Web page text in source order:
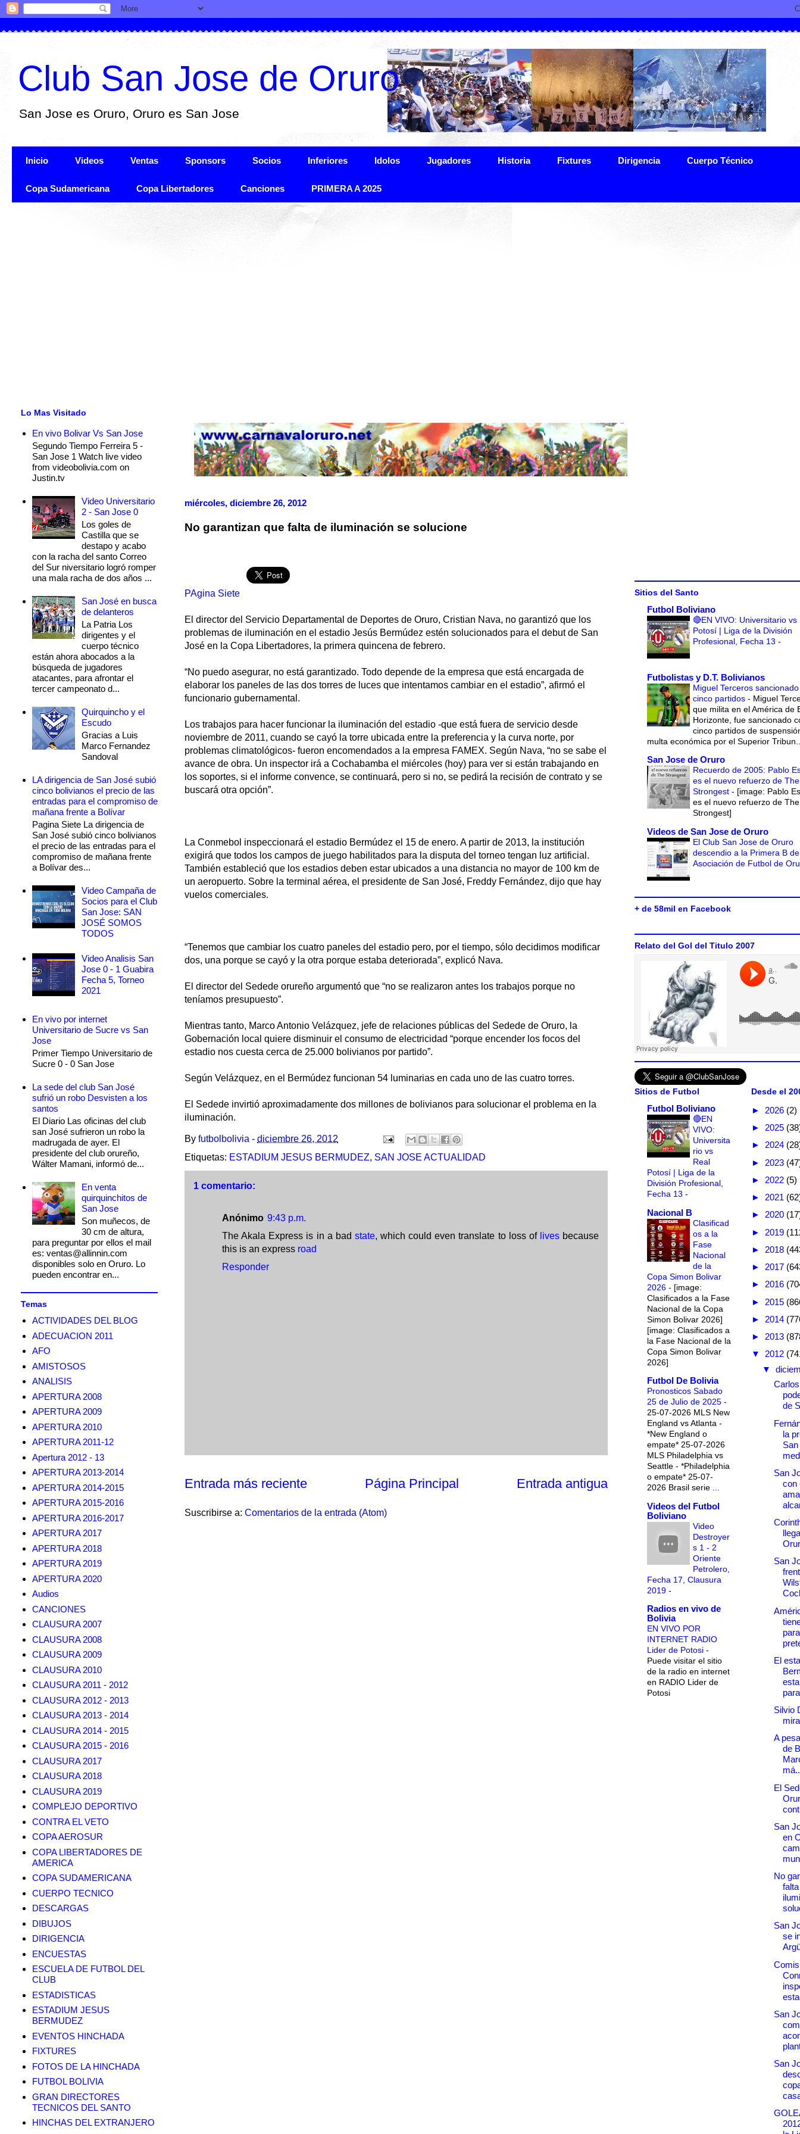
Club San Jose de Oruro
San Jose es Oruro, Oruro es San Jose
Inicio Videos Ventas Sponsors Socios Inferiores Idolos Jugadores Historia Fixtures Dirigencia Cuerpo Técnico
Copa Sudamericana Copa Libertadores Canciones PRIMERA A 2025
miércoles, diciembre 26, 2012
No garantizan que falta de iluminación se solucione
PAgina Siete
El director del Servicio Departamental de Deportes de Oruro, Cristian Nava, no garantizó que los
problemas de iluminación en el estadio Jesús Bermúdez estén solucionados para el debut de San
José en la Copa Libertadores, la primera quincena de febrero.
“No puedo asegurar, no está garantizado. Todo depende de la empresa que está encargada de
elaborar los paneles de las dos torres de luces que intentamos cambiar en el estadio”, afirmó el
funcionario gubernamental.
Los trabajos para hacer funcionar la iluminación del estadio -que está fuera de servicio desde
noviembre de 2011, cuando se cayó la torre ubicada entre la preferencia y la curva norte, por
problemas climatológicos- fueron encomendados a la empresa FAMEX. Según Nava, “no se sabe el
avance de obra. Un inspector irá a Cochabamba el miércoles (hoy) para ver si están trabajando en
los soportes, si el informe convence, se continuará, pero si no, se pedirá la recisión de contrato y se
buscará otra opción”.
La Conmebol inspeccionará el estadio Bermúdez el 15 de enero. A partir de 2013, la institución
exigirá que todos los campos de juego habilitados para la disputa del torneo tengan luz artificial.
También estableció que los estadios deben estar ubicados a una distancia no mayor de 100 km de
un aeropuerto. Sobre la terminal aérea, el presidente de San José, Freddy Fernández, dijo que hay
vuelos comerciales.
“Tenemos que cambiar los cuatro paneles del estadio pero, por el tiempo, sólo decidimos modificar
dos, una porque se cayó y la otra porque estaba deteriorada”, explicó Nava.
El director del Sedede orureño argumentó que “no se realizaron antes los trabajos porque no
teníamos presupuesto”.
Mientras tanto, Marco Antonio Velázquez, jefe de relaciones públicas del Sedede de Oruro, la
Gobernación local quiere disminuir el consumo de electricidad “porque encender los focos del
estadio nos cuesta cerca de 25.000 bolivianos por partido”.
Según Velázquez, en el Bermúdez funcionan 54 luminarias en cada uno de las cuatro torres.
El Sedede invirtió aproximadamente dos millones de bolivianos para solucionar el problema en la
iluminación.
By futbolbolivia - diciembre 26, 2012
Etiquetas: ESTADIUM JESUS BERMUDEZ, SAN JOSE ACTUALIDAD
1 comentario:
Anónimo 9:43 p.m.
The Akala Express is in a bad state, which could even translate to loss of lives because
this is an express road
Responder
Entrada más reciente Entrada antigua
Página Principal
Suscribirse a: Comentarios de la entrada (Atom)
Lo Mas Visitado
En vivo Bolivar Vs San Jose
Segundo Tiempo Ferreira 5 -
San Jose 1 Watch live video
from videobolivia.com on
Justin.tv
Video Universitario
2 - San Jose 0
Los goles de
Castilla que se
destapo y acabo
con la racha del santo Correo
del Sur niversitario logró romper
una mala racha de dos años ...
San José en busca
de delanteros
La Patria Los
dirigentes y el
cuerpo técnico
están ahora abocados a la
búsqueda de jugadores
atacantes, para afrontar el
tercer campeonato d...
Quirquincho y el
Escudo
Gracias a Luis
Marco Fernandez
Sandoval
LA dirigencia de San José subió
cinco bolivianos el precio de las
entradas para el compromiso de
mañana frente a Bolívar
Pagina Siete La dirigencia de
San José subió cinco bolivianos
el precio de las entradas para el
compromiso de mañana frente
a Bolívar des...
Video Campaña de
Socios para el Club
San Jose: SAN
JOSÉ SOMOS
TODOS
Video Analisis San
Jose 0 - 1 Guabira
Fecha 5, Torneo
2021
En vivo por internet
Universitario de Sucre vs San
Jose
Primer Tiempo Universitario de
Sucre 0 - 0 San Jose
La sede del club San José
sufrió un robo Desvisten a los
santos
El Diario Las oficinas del club
san José sufrieron un robo la
madrugada de ayer. El
presidente del club orureño,
Wálter Mamani, informó de...
En venta
quirquinchitos de
San Jose
Son muñecos, de
30 cm de altura,
para preguntar por ellos el mail
es: ventas@allinnin.com
disponibles solo en Oruro. Lo
pueden encontrar en...
Temas
ACTIVIDADES DEL BLOG
ADECUACION 2011
AFO
AMISTOSOS
ANALISIS
APERTURA 2008
APERTURA 2009
APERTURA 2010
APERTURA 2011-12
Apertura 2012 - 13
APERTURA 2013-2014
APERTURA 2014-2015
APERTURA 2015-2016
APERTURA 2016-2017
APERTURA 2017
APERTURA 2018
APERTURA 2019
APERTURA 2020
Audios
CANCIONES
CLAUSURA 2007
CLAUSURA 2008
CLAUSURA 2009
CLAUSURA 2010
CLAUSURA 2011 - 2012
CLAUSURA 2012 - 2013
CLAUSURA 2013 - 2014
CLAUSURA 2014 - 2015
CLAUSURA 2015 - 2016
CLAUSURA 2017
CLAUSURA 2018
CLAUSURA 2019
COMPLEJO DEPORTIVO
CONTRA EL VETO
COPA AEROSUR
COPA LIBERTADORES DE
AMERICA
COPA SUDAMERICANA
CUERPO TECNICO
DESCARGAS
DIBUJOS
DIRIGENCIA
ENCUESTAS
ESCUELA DE FUTBOL DEL
CLUB
ESTADISTICAS
ESTADIUM JESUS
BERMUDEZ
EVENTOS HINCHADA
FIXTURES
FOTOS DE LA HINCHADA
FUTBOL BOLIVIA
GRAN DIRECTORES
TECNICOS DEL SANTO
HINCHAS DEL EXTRANJERO
Sitios del Santo
Futbol Boliviano
🔴EN VIVO: Universitario vs
Potosí | Liga de la División
Profesional, Fecha 13 -
Futbolistas y D.T. Bolivianos
Miguel Terceros
cinco partidos - Miguel
que milita en el América de
Horizonte, fue sancionado
cinco partidos de
multa económica por el Superior
San Jose de Oruro
Recuerdo de 2005: Pablo
es el nuevo refuerzo de The
Strongest - [image: Pablo
es el nuevo refuerzo de The
Strongest]
Videos de San Jose de Oruro
El Club San Jose de Oruro
descendio a la Primera B
Asociación de Futbol de
+ de 58mil en Facebook
Relato del Gol del Titulo 2007
Sitios de Futbol
Futbol Boliviano
🔴EN
VIVO:
Universita
rio vs
Real
Potosí | Liga de la
División Profesional,
Fecha 13 -
Nacional B
Clasificad
os a la
Fase
Nacional
de la
Copa Simon Bolivar
2026 - [image:
Clasificados a la Fase
Nacional de la Copa
Simon Bolivar 2026]
[image: Clasificados a
la Fase Nacional de la
Copa Simon Bolivar
2026]
Futbol De Bolivia
Pronosticos Sabado
25 de Julio de 2025 -
25-07-2026 MLS New
England vs Atlanta -
*New England o
empate* 25-07-2026
MLS Philadelphia vs
Seattle - *Philadelphia
o empate* 25-07-
2026 Brasil serie ...
Videos del Futbol
Boliviano
Video
Destroyer
s 1 - 2
Oriente
Petrolero,
Fecha 17, Clausura
2019 -
Radios en vivo de
Bolivia
EN VIVO POR
INTERNET RADIO
Lider de Potosi -
Puede visitar el sitio
de la radio en internet
en RADIO Lider de
Potosi
Desde el
► 2026 (2)
► 2025
► 2024
► 2023
► 2022 (5)
► 2021
► 2020
► 2019
► 2018
► 2017
► 2016
► 2015
► 2014
► 2013
▼ 2012
▼
de
la
San
con
San
El
Silvio
A
de
El
San
en
No
San
se
San
San